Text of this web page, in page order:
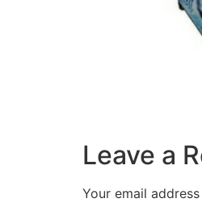
Leave a
Your email